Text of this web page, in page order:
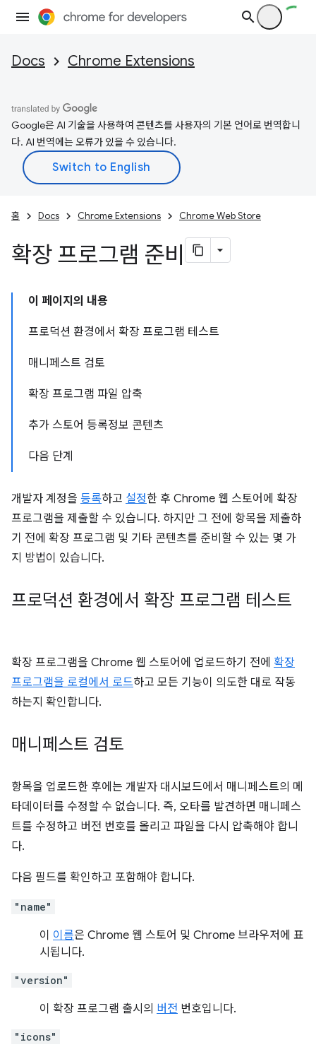
Docs Chrome Extensions
Google은 AI 기술을 사용하여 콘텐츠를 사용자의 기본 언어로 번역합니
다. AI 번역에는 오류가 있을 수 있습니다.
홈 Docs Chrome Extensions Chrome Web Store
확장 프로그램 준비
이 페이지의 내용
프로덕션 환경에서 확장 프로그램 테스트
매니페스트 검토
확장 프로그램 파일 압축
추가 스토어 등록정보 콘텐츠
다음 단계
개발자 계정을 등록하고 설정한 후 Chrome 웹 스토어에 확장
프로그램을 제출할 수 있습니다. 하지만 그 전에 항목을 제출하
기 전에 확장 프로그램 및 기타 콘텐츠를 준비할 수 있는 몇 가
지 방법이 있습니다.
프로덕션 환경에서 확장 프로그램 테스트
확장 프로그램을 Chrome 웹 스토어에 업로드하기 전에 확장
프로그램을 로컬에서 로드하고 모든 기능이 의도한 대로 작동
하는지 확인합니다.
매니페스트 검토
항목을 업로드한 후에는 개발자 대시보드에서 매니페스트의 메
타데이터를 수정할 수 없습니다. 즉, 오타를 발견하면 매니페스
트를 수정하고 버전 번호를 올리고 파일을 다시 압축해야 합니
다.
다음 필드를 확인하고 포함해야 합니다.
"name"
이 이름은 Chrome 웹 스토어 및 Chrome 브라우저에 표
시됩니다.
"version"
이 확장 프로그램 출시의 버전 번호입니다.
"icons"